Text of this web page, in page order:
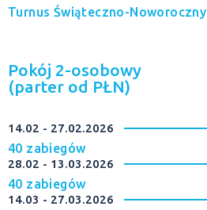
Turnus Świąteczno-Noworoczny
Pokój 2-osobowy
(parter od PŁN)
14.02 - 27.02.2026
40 zabiegów
28.02 - 13.03.2026
40 zabiegów
14.03 - 27.03.2026